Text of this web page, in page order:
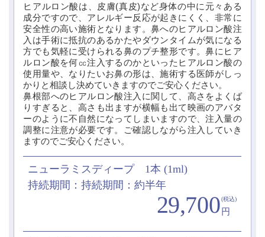
ヒアルロン酸は、皮膚(真皮)など身体の中に元々ある
成分ですので、アレルギー反応が起きにくく、非常に
安全性の高い施術となります。鼻へのヒアルロン酸注
入は手術に抵抗のあるかたやダウンタイムが気になる
方でも気軽に受けられる鼻のプチ整形です。鼻にヒア
ルロン酸を何㏄注入するのかといったヒアルロン酸の
使用量や、なりたいお鼻の形は、施術する医師がしっ
かりと相談し決めていきますのでご安心ください。
鼻根部へのヒアルロン酸注入に関して、高さをよくば
りすぎると、高さも出ますが横幅も出て映画のアバタ
ーのように不自然になってしまいますので、注入量の
調整に注意が必要です。ご確認しながら注入していき
ますのでご安心ください。
ニューラミスディープ 1本 (1ml)
持続期間：持続期間：約半年
29,700 (税込)
円